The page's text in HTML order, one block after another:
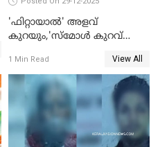
'ഫിറ്റായാൽ' അളവ്
കുറയും,'സ്‌മോൾ കുറവ്
പിഴ
1 Min Read View All